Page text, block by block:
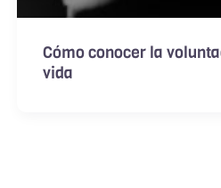
Cómo conocer la
vida